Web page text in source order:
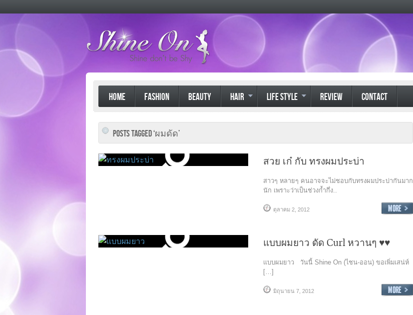
HOME FASHION BEAUTY HAIR LIFE STYLE REVIEW CONTACT
POSTS TAGGED ‘ผมดัด’
สวย เก๋ กับ ทรงผมประบ่า
สาวๆ หลายๆ คนอาจจะไม่ชอบกับทรงผมประบ่ากันมาก
นัก เพราะว่าเป็นช่วงก้ำกึ่ง..
ตุลาคม 2, 2012
แบบผมยาว ดัด Curl หวานๆ ♥♥
แบบผมยาว วันนี้ Shine On (ไชน-ออน) ขอเพิ่มเสน่ห์
[…]
มิถุนายน 7, 2012